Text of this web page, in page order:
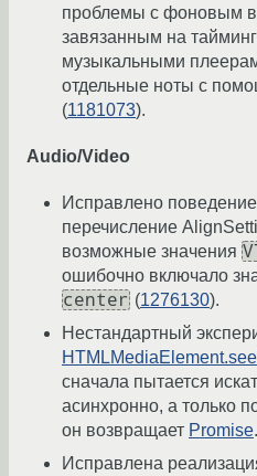
проблемы с фоновым
завязанным на
музыкальными
отдельные ноты с
(1181073).
Audio/Video
Исправлено
перечисление
возможные значения
ошибочно включало
center (1276130).
Нестандартный
сначала пытается
асинхронно, а только
он возвращает Promise.
Исправлена